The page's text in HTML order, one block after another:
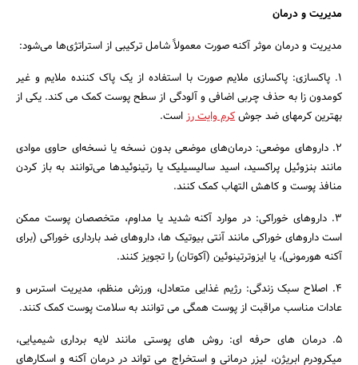
مدیریت و درمان
مدیریت و درمان موثر آکنه صورت معمولاً شامل ترکیبی از استراتژی‌ها می‌شود:
1. پاکسازی: پاکسازی ملایم صورت با استفاده از یک پاک کننده ملایم و غیر
کومدون زا به حذف چربی اضافی و آلودگی از سطح پوست کمک می کند. یکی از
بهترین کرمهای ضد جوشکرم وایت رزاست.
2. داروهای موضعی: درمان‌های موضعی بدون نسخه یا نسخه‌ای حاوی موادی
مانند بنزوئیل پراکسید، اسید سالیسیلیک یا رتینوئیدها می‌توانند به باز کردن
منافذ پوست و کاهش التهاب کمک کنند.
3. داروهای خوراکی: در موارد آکنه شدید یا مداوم، متخصصان پوست ممکن
است داروهای خوراکی مانند آنتی بیوتیک ها، داروهای ضد بارداری خوراکی (برای
آکنه هورمونی)، یا ایزوترتینوئین (آکوتان) را تجویز کنند.
4. اصلاح سبک زندگی: رژیم غذایی متعادل، ورزش منظم، مدیریت استرس و
عادات مناسب مراقبت از پوست همگی می توانند به سلامت پوست کمک کنند.
5. درمان های حرفه ای: روش های پوستی مانند لایه برداری شیمیایی،
میکرودرم ابریژن، لیزر درمانی و استخراج می تواند در درمان آکنه و اسکارهای